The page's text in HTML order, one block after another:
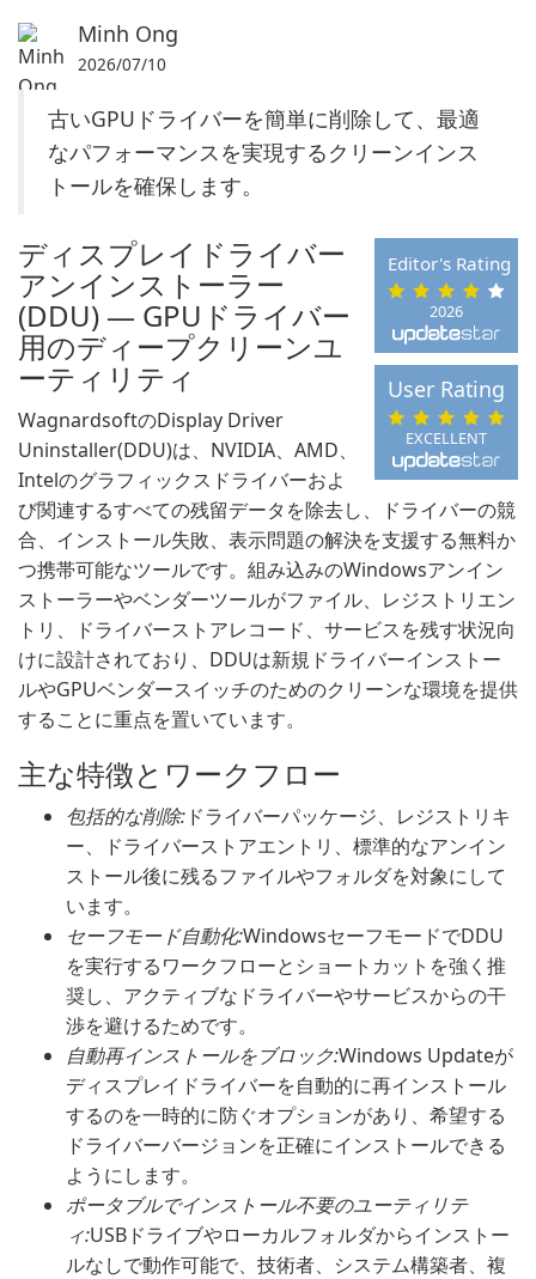
Minh Ong
2026/07/10
古いGPUドライバーを簡単に削除して、最適
なパフォーマンスを実現するクリーンインス
トールを確保します。
2026
Editor's Rating
EXCELLENT
User Rating
ディスプレイドライバー
アンインストーラー
(DDU) — GPUドライバー
用のディープクリーンユ
ーティリティ
WagnardsoftのDisplay Driver
Uninstaller(DDU)は、NVIDIA、AMD、
Intelのグラフィックスドライバーおよ
び関連するすべての残留データを除去し、ドライバーの競
合、インストール失敗、表示問題の解決を支援する無料か
つ携帯可能なツールです。組み込みのWindowsアンイン
ストーラーやベンダーツールがファイル、レジストリエン
トリ、ドライバーストアレコード、サービスを残す状況向
けに設計されており、DDUは新規ドライバーインストー
ルやGPUベンダースイッチのためのクリーンな環境を提供
することに重点を置いています。
主な特徴とワークフロー
包括的な削除: ドライバーパッケージ、レジストリキ
ー、ドライバーストアエントリ、標準的なアンイン
ストール後に残るファイルやフォルダを対象にして
います。
セーフモード自動化:WindowsセーフモードでDDU
を実行するワークフローとショートカットを強く推
奨し、アクティブなドライバーやサービスからの干
渉を避けるためです。
自動再インストールをブロック:Windows Updateが
ディスプレイドライバーを自動的に再インストール
するのを一時的に防ぐオプションがあり、希望する
ドライバーバージョンを正確にインストールできる
ようにします。
ポータブルでインストール不要のユーティリテ
ィ:USBドライブやローカルフォルダからインストー
ルなしで動作可能で、技術者、システム構築者、複